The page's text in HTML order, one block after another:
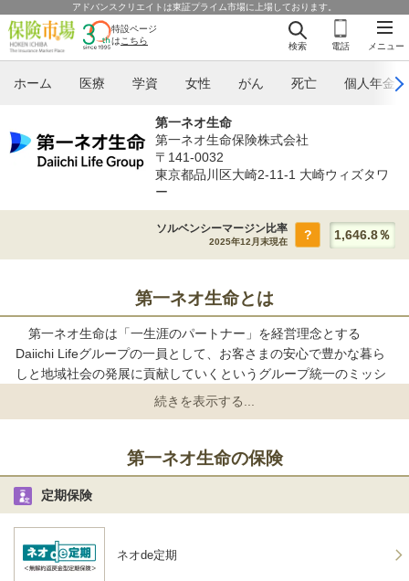
アドバンスクリエイトは東証プライム市場に上場しております。
メニュー
検索 電話
特設ページ
は こちら
ホーム 医療 学資 女性 がん 死亡 個人年金
第一ネオ生命
第一ネオ生命保険株式会社
〒141-0032
東京都品川区大崎2-11-1 大崎ウィズタワ
ー
ソルベンシーマージン比率 ?
2025年12月末現在 1,646.8％
第一ネオ生命とは
第一ネオ生命は「一生涯のパートナー」を経営理念とする
Daiichi Lifeグループの一員として、お客さまの安心で豊かな暮ら
しと地域社会の発展に貢献していくというグループ統一のミッシ
ョンはそのままに、新たなお客さま満足の創造と社会からの信頼
第一ネオ生命の保険
定期保険
ネオde定期